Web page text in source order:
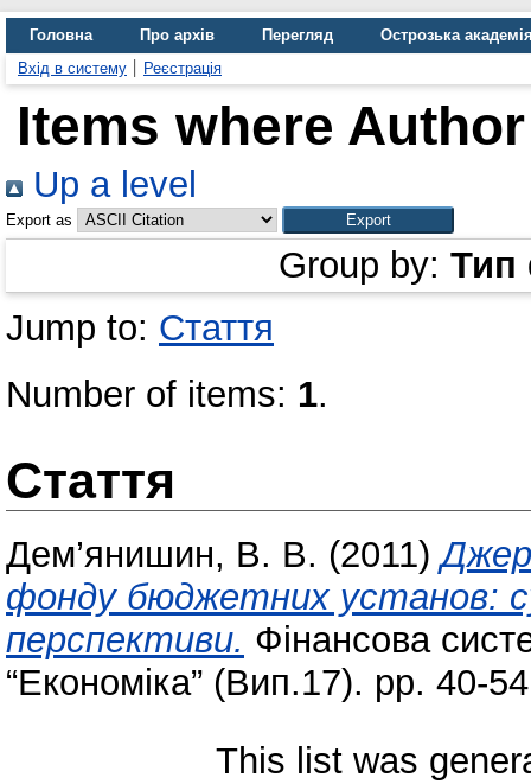
Головна Про архів Перегляд
Острозька
Вхід в систему
Реєстрація
Items where
Up a level
Export as
Group by: Тип
Jump to: Стаття
Number of items: 1.
Стаття
Дем’янишин, В. В. (2011)
фонду бюджетних установ:
перспективи. Фінансова
“Економіка” (Вип.17). pp. 40-
This list was